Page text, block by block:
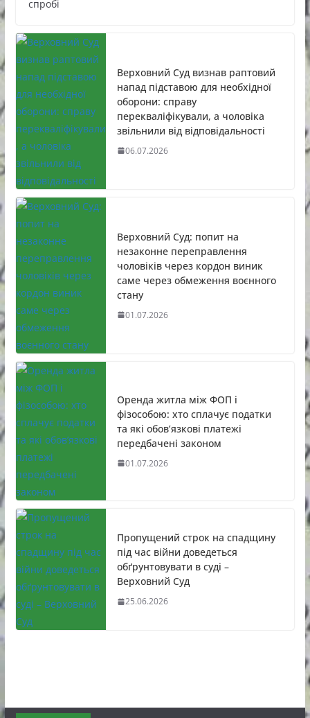
спробі
Верховний Суд визнав раптовий
напад підставою для необхідної
оборони: справу
перекваліфікували, а чоловіка
звільнили від відповідальності
06.07.2026
Верховний Суд: попит на
незаконне переправлення
чоловіків через кордон виник
саме через обмеження воєнного
стану
01.07.2026
Оренда житла між ФОП і
фізособою: хто сплачує податки
та які обов’язкові платежі
передбачені законом
01.07.2026
Пропущений строк на спадщину
під час війни доведеться
обґрунтовувати в суді –
Верховний Суд
25.06.2026